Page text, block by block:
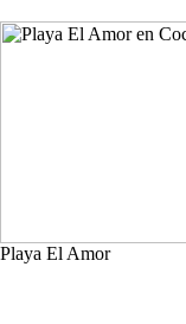
Playa El Amor